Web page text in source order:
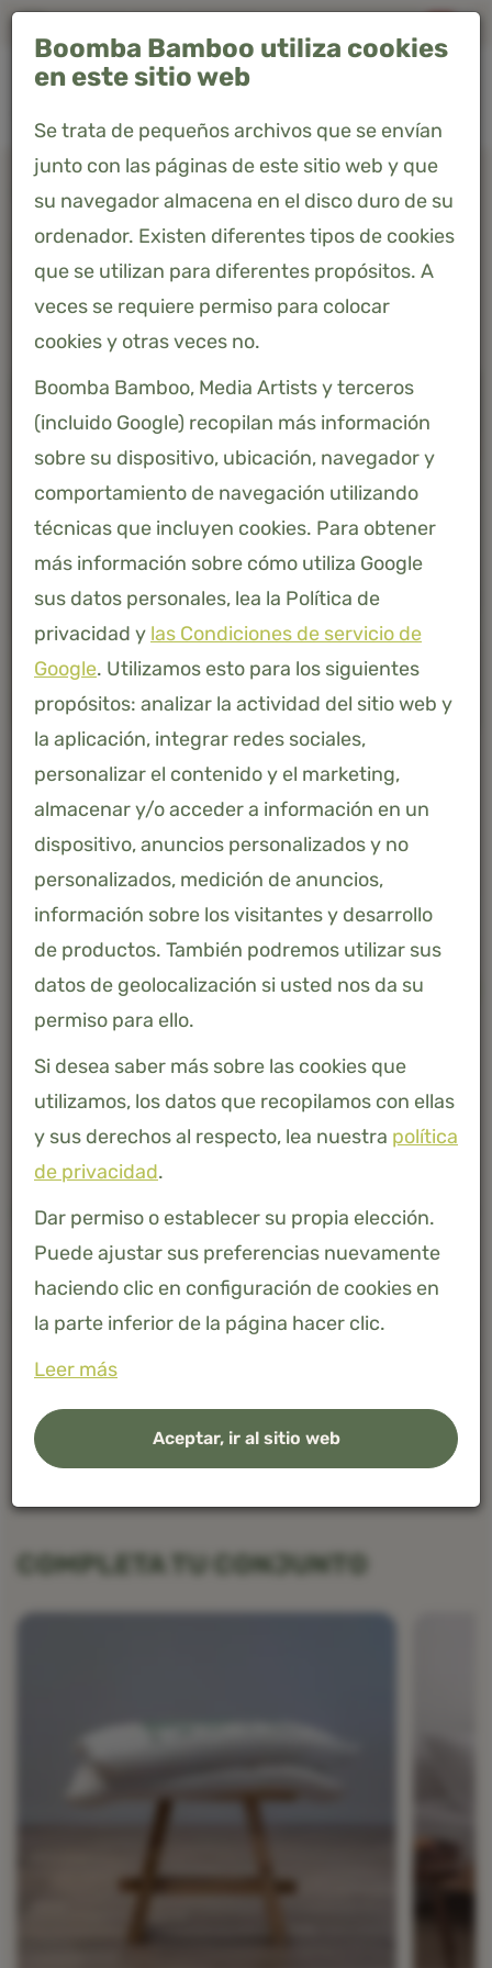
Home Productos Edredón de verano 140 x 220 - Premium
EDREDÓN DE VERANO 140 X 220 -
PREMIUM
128,26 €
140 X 220
- + AÑADIR A LA CESTA
Bambú 100% natural
Descripción
Especificaciones
COMPLETA TU CONJUNTO
Boomba Bamboo utiliza cookies
en este sitio web
Se trata de pequeños archivos que se envían
junto con las páginas de este sitio web y que
su navegador almacena en el disco duro de su
ordenador. Existen diferentes tipos de cookies
que se utilizan para diferentes propósitos. A
veces se requiere permiso para colocar
cookies y otras veces no.
Boomba Bamboo, Media Artists y terceros
(incluido Google) recopilan más información
sobre su dispositivo, ubicación, navegador y
comportamiento de navegación utilizando
técnicas que incluyen cookies. Para obtener
más información sobre cómo utiliza Google
sus datos personales, lea la Política de
privacidad y las Condiciones de servicio de
Google. Utilizamos esto para los siguientes
propósitos: analizar la actividad del sitio web y
la aplicación, integrar redes sociales,
personalizar el contenido y el marketing,
almacenar y/o acceder a información en un
dispositivo, anuncios personalizados y no
personalizados, medición de anuncios,
información sobre los visitantes y desarrollo
de productos. También podremos utilizar sus
datos de geolocalización si usted nos da su
permiso para ello.
Si desea saber más sobre las cookies que
utilizamos, los datos que recopilamos con ellas
y sus derechos al respecto, lea nuestra política
de privacidad.
Dar permiso o establecer su propia elección.
Puede ajustar sus preferencias nuevamente
haciendo clic en configuración de cookies en
la parte inferior de la página hacer clic.
Leer más
Aceptar, ir al sitio web